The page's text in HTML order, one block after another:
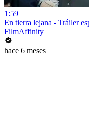
1:59
En tierra lejana - Tráiler
FilmAffinity
hace 6 meses